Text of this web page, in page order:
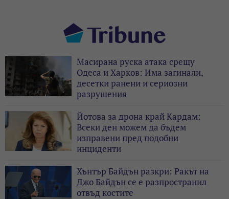
Масирана руска атака срещу
Одеса и Харков: Има загинали,
десетки ранени и сериозни
разрушения
Йотова за дрона край Кардам:
Всеки ден можем да бъдем
изправени пред подобни
инциденти
Хънтър Байдън разкри: Ракът на
Джо Байдън се е разпространил
отвъд костите